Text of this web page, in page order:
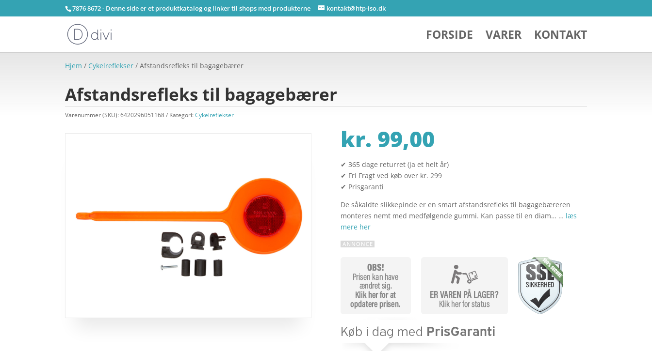
7876 8672 - Denne side er et produktkatalog og linker til shops med produkterne kontakt@htp-iso.dk
FORSIDE VARER KONTAKT
Hjem / Cykelreflekser / Afstandsrefleks til bagagebærer
Afstandsrefleks til bagagebærer
Varenummer (SKU):6420296051168 Kategori:Cykelreflekser
kr. 99,00
✔ 365 dage returret (ja et helt år)
✔ Fri Fragt ved køb over kr. 299
✔ Prisgaranti
De såkaldte slikkepinde er en smart afstandsrefleks til bagagebæreren
monteres nemt med medfølgende gummi. Kan passe til en diam… … læs
mere her